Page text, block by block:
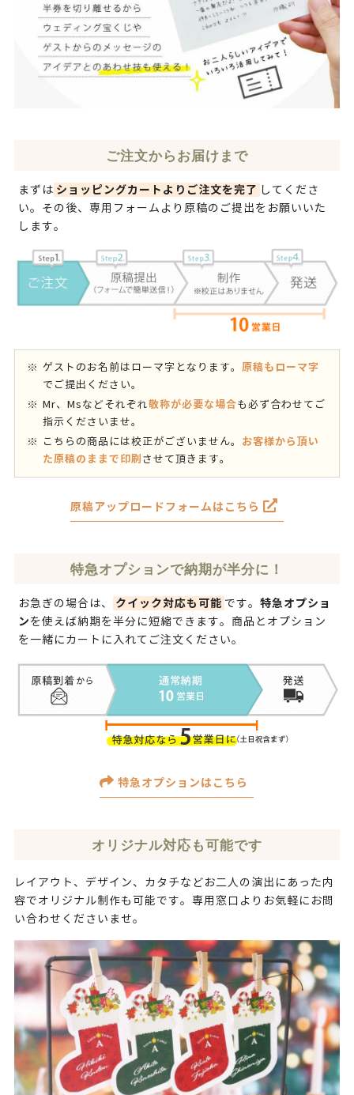
ご注文からお届けまで
まずは ショッピングカートよりご注文を完了 してくださ
い。その後、専用フォームより原稿のご提出をお願いいた
します。
ゲストのお名前はローマ字となります。 原稿もローマ字
でご提出ください。
Mr、Msなどそれぞれ敬称が必要な場合も必ず合わせてご
指示くださいませ。
こちらの商品には校正がございません。 お客様から頂い
た原稿のままで印刷 させて頂きます。
原稿アップロードフォームはこちら
特急オプションで納期が半分に！
お急ぎの場合は、 クイック対応も可能 です。 特急オプショ
ンを使えば納期を半分に短縮できます。商品とオプション
を一緒にカートに入れてご注文ください。
特急オプションはこちら
オリジナル対応も可能です
レイアウト、デザイン、カタチなどお二人の演出にあった内
容でオリジナル制作も可能です。専用窓口よりお気軽にお問
い合わせくださいませ。